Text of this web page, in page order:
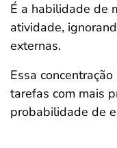
É a habilidade de
atividade,
externas.
Essa
tarefas com mais
probabilidade de